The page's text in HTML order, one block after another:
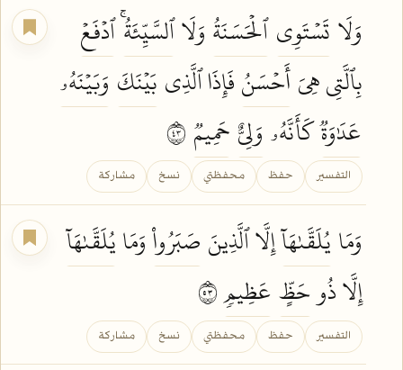
وَلَا تَسۡتَوِيٱلۡحَسَنَةُ وَلَاٱلسَّيِّئَةُۚٱدۡفَعۡ
بِٱلَّتِي هِيَأَحۡسَنُفَإِذَا ٱلَّذِي بَيۡنَكَ وَبَيۡنَهُۥ
عَدَٰوَةٞكَأَنَّهُۥ وَلِيٌّحَمِيمٞ
التفسير حفظ محفظتي نسخ مشاركة
وَمَا يُلَقَّىٰهَآإِلَّا ٱلَّذِينَ صَبَرُواْوَمَايُلَقَّىٰهَآ
إِلَّا ذُوحَظٍّعَظِيمٖ٣٥
التفسير حفظ محفظتي نسخ مشاركة